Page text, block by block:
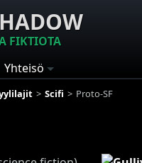
FIKTIOTA
Yhteisö
Scifi Proto-SF